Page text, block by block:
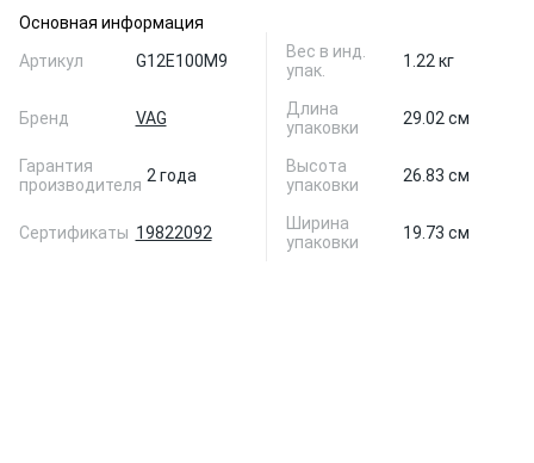
Основная информация
Артикул
G12E100M9
Бренд VAG
Гарантия
производителя 2 года
Сертификаты 19822092
Вес в инд.
упак.
1.22 кг
Длина
упаковки
29.02 см
Высота
упаковки
26.83 см
Ширина
упаковки
19.73 см